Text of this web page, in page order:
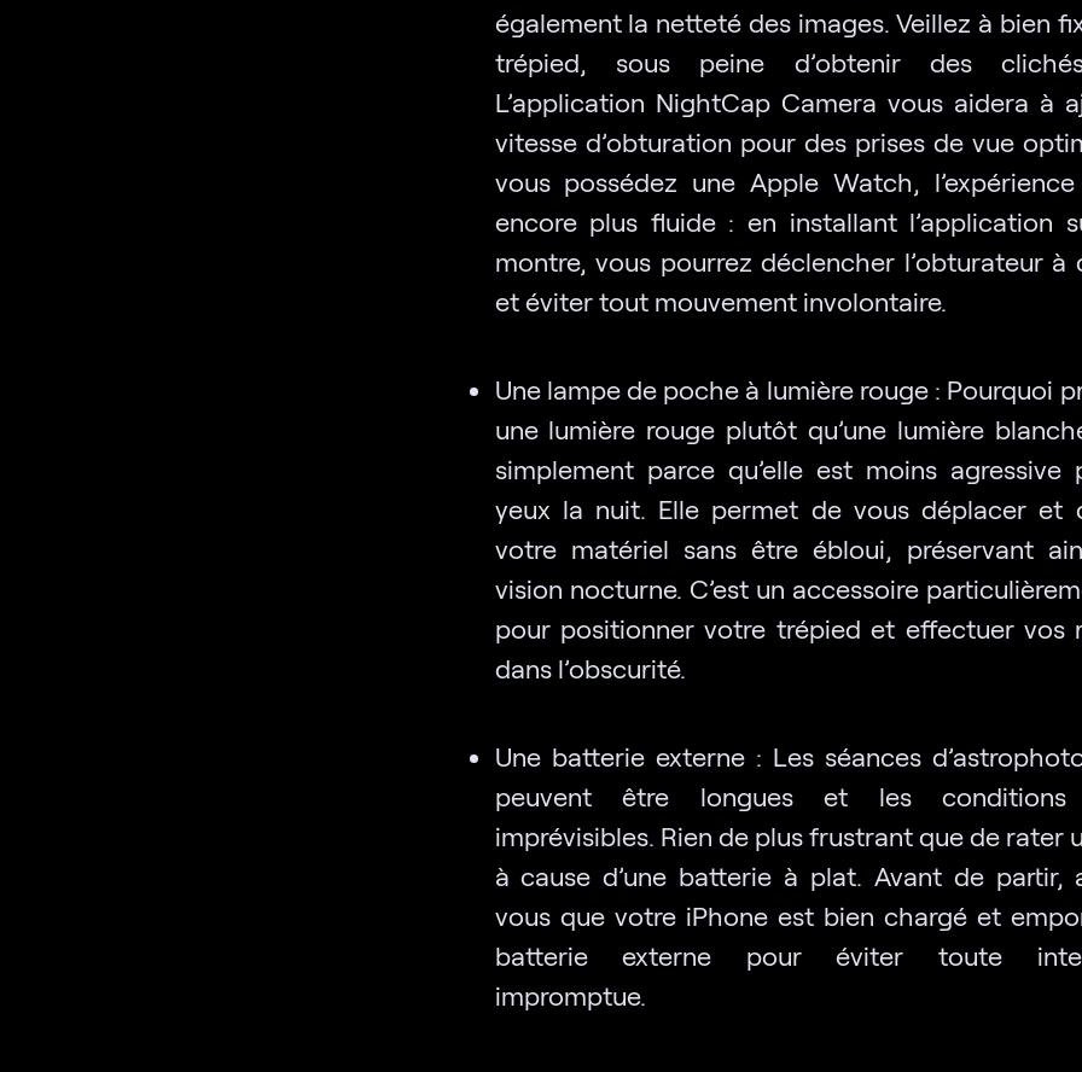
également la netteté des images. Veillez à bien
trépied, sous peine d’obtenir des
L’application NightCap Camera vous aidera à
vitesse d’obturation pour des prises de vue
vous possédez une Apple Watch,
encore plus fluide : en installant l’application
montre, vous pourrez déclencher l’obturateur à
et éviter tout mouvement involontaire.
Une lampe de poche à lumière rouge : Pourquoi
une lumière rouge plutôt qu’une lumière
simplement parce qu’elle est moins agressive
yeux la nuit. Elle permet de vous déplacer et
votre matériel sans être ébloui, préservant
vision nocturne. C’est un accessoire
pour positionner votre trépied et effectuer vos
dans l’obscurité.
Une batterie externe : Les séances
peuvent être longues et les conditions
imprévisibles. Rien de plus frustrant que de rater
à cause d’une batterie à plat. Avant de partir,
vous que votre iPhone est bien chargé et
batterie externe pour éviter toute
impromptue.